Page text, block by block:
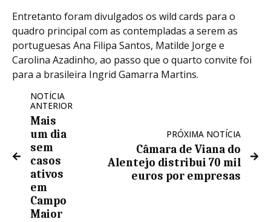
Entretanto foram divulgados os wild cards para o
quadro principal com as contempladas a serem as
portuguesas Ana Filipa Santos, Matilde Jorge e
Carolina Azadinho, ao passo que o quarto convite foi
para a brasileira Ingrid Gamarra Martins.
NOTÍCIA
ANTERIOR
Mais
um dia
sem
casos
ativos
em
Campo
Maior
PRÓXIMA NOTÍCIA
Câmara de Viana do
Alentejo distribui 70 mil
euros por empresas